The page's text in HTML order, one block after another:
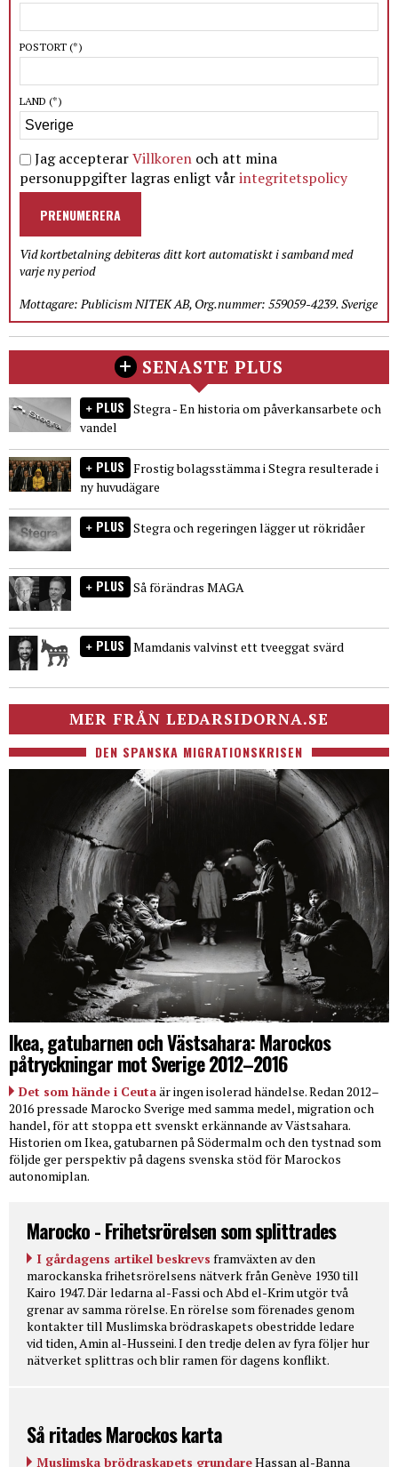
POSTORT (*)
LAND (*)
Jag accepterarVillkoren och att mina
personuppgifter lagras enligt vårintegritetspolicy
PRENUMERERA
Vid kortbetalning debiteras ditt kort automatiskt i samband med
varje ny period
Mottagare: Publicism NITEK AB, Org.nummer: 559059-4239. Sverige
SENASTE PLUS
PLUS Stegra - En historia om påverkansarbete och
vandel
PLUS Frostig bolagsstämma i Stegra resulterade i
ny huvudägare
PLUS Stegra och regeringen lägger ut rökridåer
PLUS Så förändras MAGA
PLUS Mamdanis valvinst ett tveeggat svärd
MER FRÅN LEDARSIDORNA.SE
DEN SPANSKA MIGRATIONSKRISEN
Ikea, gatubarnen och Västsahara: Marockos
påtryckningar mot Sverige 2012–2016
Det som hände i Ceutaär ingen isolerad händelse. Redan 2012–
2016 pressade Marocko Sverige med samma medel, migration och
handel, för att stoppa ett svenskt erkännande av Västsahara.
Historien om Ikea, gatubarnen på Södermalm och den tystnad som
följde ger perspektiv på dagens svenska stöd för Marockos
autonomiplan.
Marocko - Frihetsrörelsen som splittrades
I gårdagens artikel beskrevs framväxten av den
marockanska frihetsrörelsens nätverk från Genève 1930 till
Kairo 1947. Där ledarna al-Fassi och Abd el-Krim utgör två
grenar av samma rörelse. En rörelse som förenades genom
kontakter till Muslimska brödraskapets obestridde ledare
vid tiden, Amin al-Husseini. I den tredje delen av fyra följer hur
nätverket splittras och blir ramen för dagens konflikt.
Så ritades Marockos karta
Muslimska brödraskapets grundareHassan al-Banna